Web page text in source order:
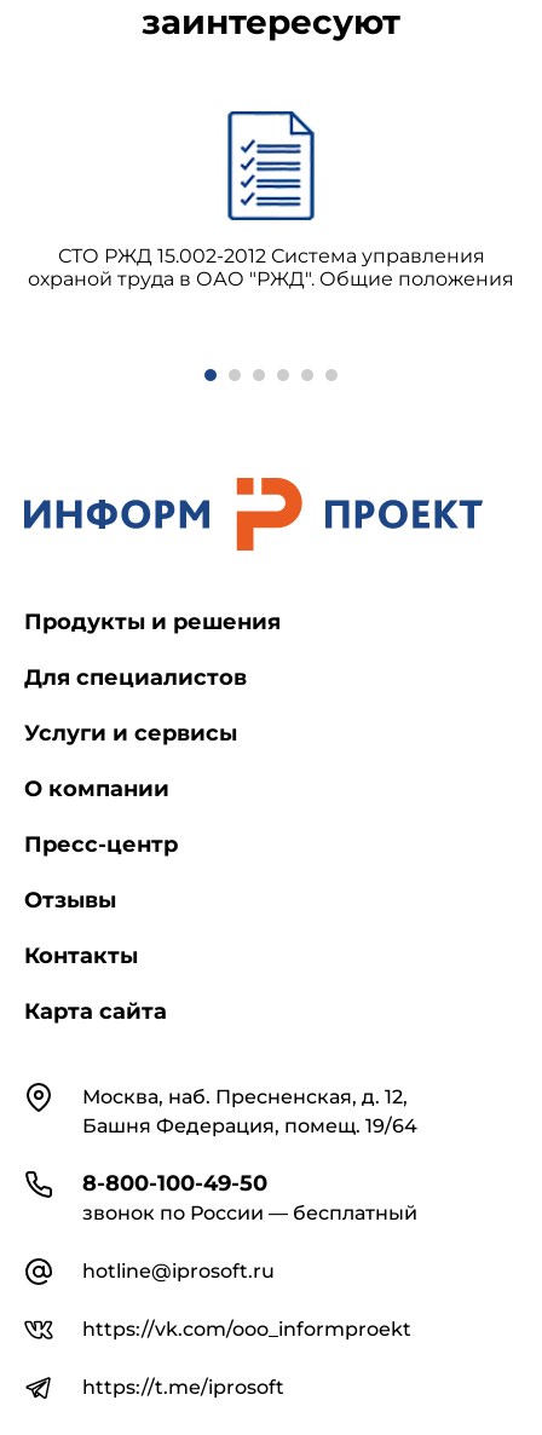
заинтересуют
СТО РЖД 15.002-2012 Система управления
охраной труда в ОАО "РЖД". Общие положения
КонтактыМосква, наб. Пресненская, д. 12,
Башня Федерация, помещ. 19/64
8-800-100-49-50
звонок по России — бесплатный
hotline@iprosoft.ru
https://vk.com/ooo_informproekt
https://t.me/iprosoft
Продукты и решения
Для специалистов
Услуги и сервисы
О компании
Пресс-центр
Отзывы
Контакты
Карта сайта